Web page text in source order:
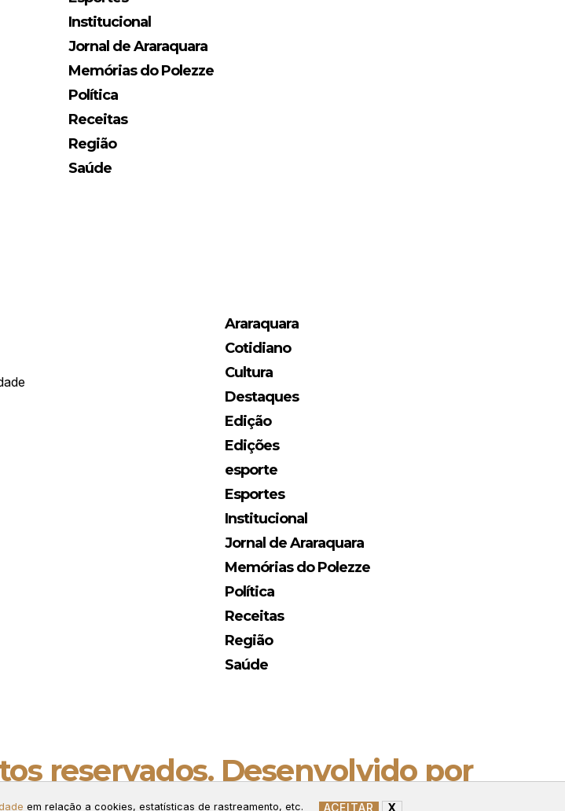
Institucional
Jornal de Araraquara
Memórias do Polezze
Política
Receitas
Região
Saúde
Araraquara
Cotidiano
Cultura
Destaques
Edição
Edições
esporte
Esportes
Institucional
Jornal de Araraquara
Memórias do Polezze
Política
Receitas
Região
Saúde
reservados. Desenvolvido por
em relação a cookies, estatísticas de rastreamento, etc. ACEITAR X